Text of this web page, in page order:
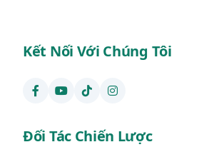
Kết Nối Với Chúng Tôi
Đối Tác Chiến Lược